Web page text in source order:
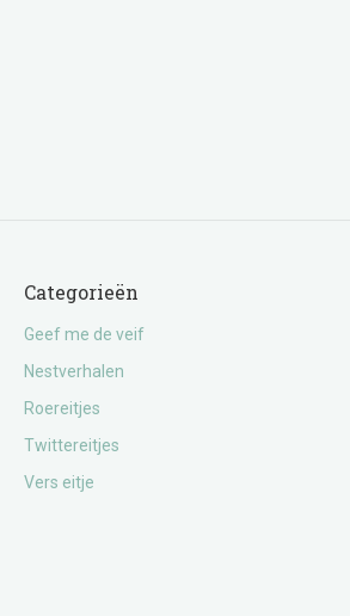
Categorieën
Geef me de veif
Nestverhalen
Roereitjes
Twittereitjes
Vers eitje